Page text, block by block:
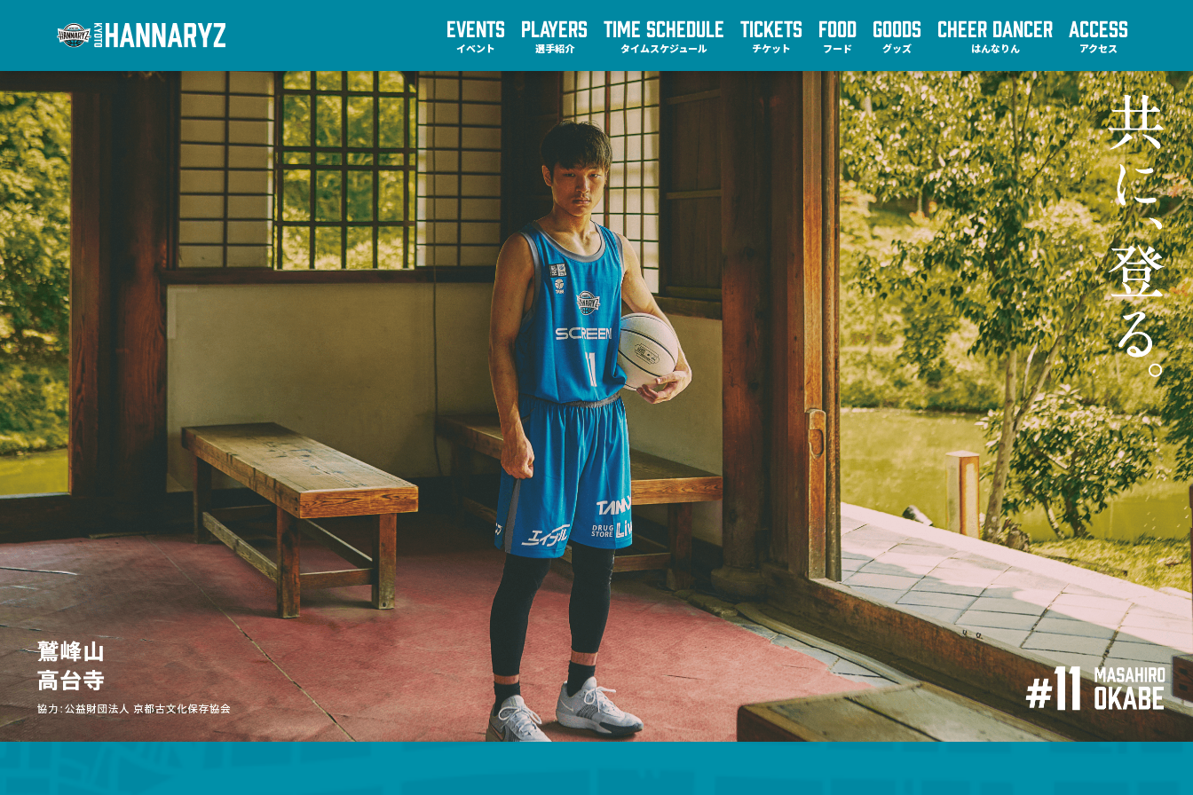
EVENTS
イベント
PLAYERS
選手紹介
TIME SCHEDULE
タイムスケジュール
TICKETS
チケット
FOOD
フード
GOODS
グッズ
CHEER DANCER
はんなりん
ACCESS
アクセス